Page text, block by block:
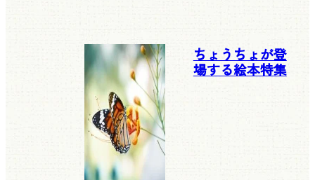
ちょうちょが登
場する絵本特集